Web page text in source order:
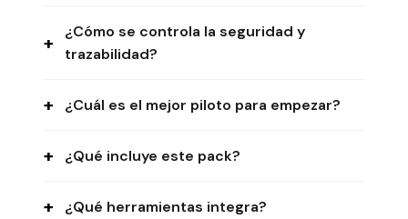
¿Cómo se controla la seguridad y
trazabilidad?
¿Cuál es el mejor piloto para empezar?
¿Qué incluye este pack?
¿Qué herramientas integra?